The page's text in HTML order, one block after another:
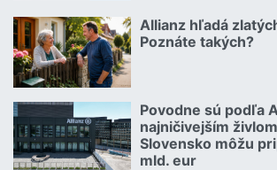
Allianz hľadá
Poznáte takých?
08.07.2026 |
Povodne sú podľa
najničivejším
Slovensko môžu
mld. eur
23.07.2026 |